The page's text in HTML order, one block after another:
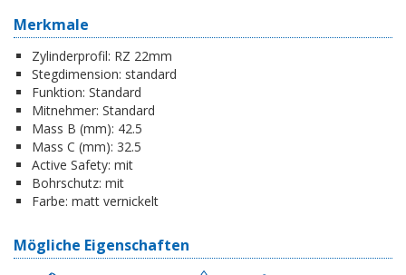
Merkmale
Zylinderprofil: RZ 22mm
Stegdimension: standard
Funktion: Standard
Mitnehmer: Standard
Mass B (mm): 42.5
Mass C (mm): 32.5
Active Safety: mit
Bohrschutz: mit
Farbe: matt vernickelt
Mögliche Eigenschaften